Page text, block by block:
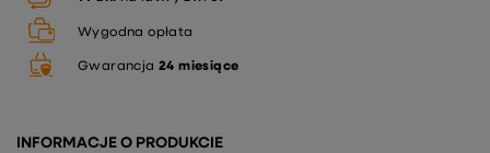
Wygodna opłata
Gwarancja 24 miesiące
INFORMACJE O PRODUKCIE